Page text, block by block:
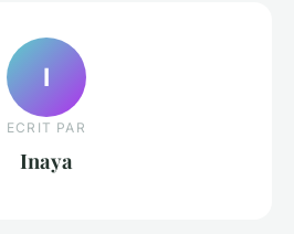
I
ECRIT PAR
Inaya